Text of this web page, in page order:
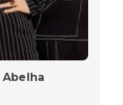
Abelha